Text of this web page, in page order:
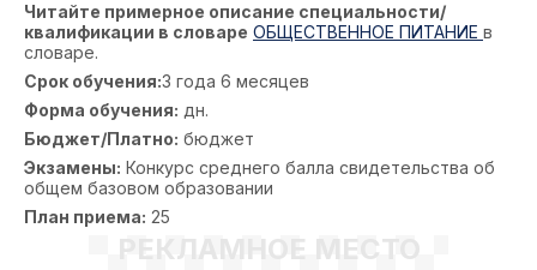
Читайте примерное описание специальности/
квалификации в словаре ОБЩЕСТВЕННОЕ ПИТАНИЕ в
словаре.
Срок обучения:3 года 6 месяцев
Форма обучения: дн.
Бюджет/Платно: бюджет
Экзамены: Конкурс среднего балла свидетельства об
общем базовом образовании
План приема: 25
РЕКЛАМНОЕ МЕСТО